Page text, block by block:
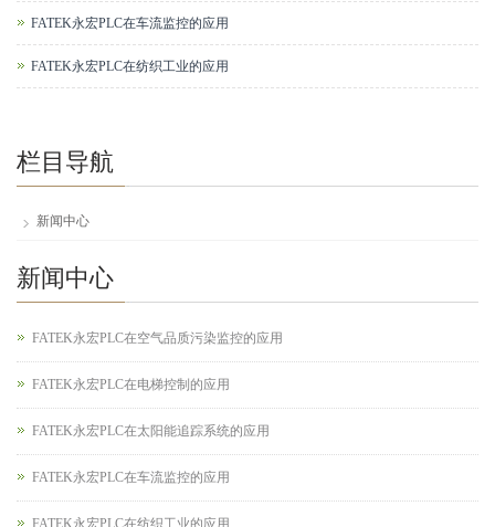
FATEK永宏PLC在车流监控的应用
FATEK永宏PLC在纺织工业的应用
栏目导航
新闻中心
新闻中心
FATEK永宏PLC在空气品质污染监控的应用
FATEK永宏PLC在电梯控制的应用
FATEK永宏PLC在太阳能追踪系统的应用
FATEK永宏PLC在车流监控的应用
FATEK永宏PLC在纺织工业的应用